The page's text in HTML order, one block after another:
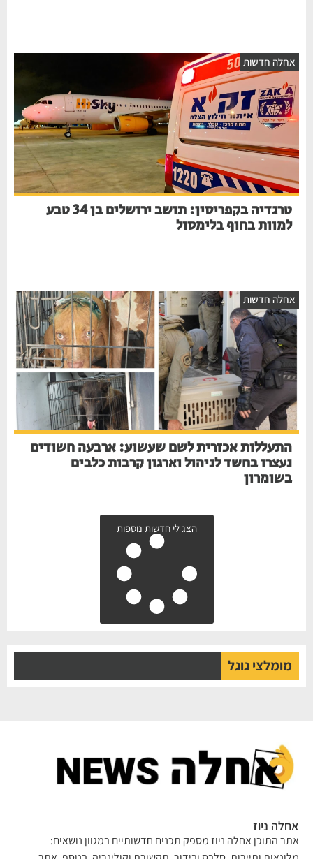
אחלה חדשות
טרגדיה בקפריסין: תושב ירושלים בן 34 טבע
למוות בחוף בלימסול
אחלה חדשות
התעללות אכזרית לשם שעשוע: ארבעה חשודים
נעצרו בחשד לניהול וארגון קרבות כלבים
בשומרון
הצג לי חדשות נוספות
מומלצי גוגל
אחלה ניוז
אתר התוכן אחלה ניוז מספק תכנים חדשותיים במגוון נושאים: